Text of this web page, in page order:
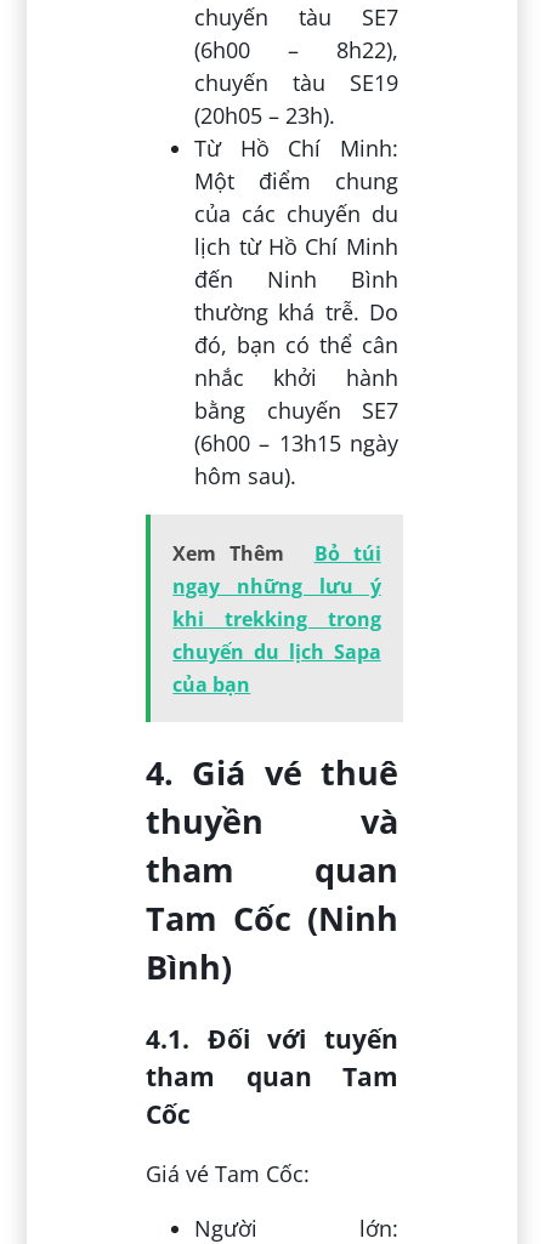
chuyến tàu SE7
(6h00 – 8h22),
chuyến tàu SE19
(20h05 – 23h).
Từ Hồ Chí Minh:
Một điểm chung
của các chuyến du
lịch từ Hồ Chí Minh
đến Ninh Bình
thường khá trễ. Do
đó, bạn có thể cân
nhắc khởi hành
bằng chuyến SE7
(6h00 – 13h15 ngày
hôm sau).
Xem Thêm
Bỏ túi
ngay những lưu ý
khi trekking trong
chuyến du lịch Sapa
của bạn
4. Giá vé thuê
thuyền và
tham quan
Tam Cốc (Ninh
Bình)
4.1. Đối với tuyến
tham quan Tam
Cốc
Giá vé Tam Cốc:
Người lớn: